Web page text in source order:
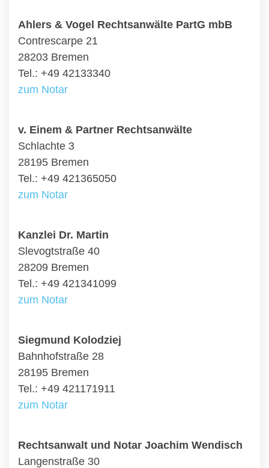
Ahlers & Vogel Rechtsanwälte PartG mbB
Contrescarpe 21
28203 Bremen
Tel.: +49 42133340
zum Notar
v. Einem & Partner Rechtsanwälte
Schlachte 3
28195 Bremen
Tel.: +49 421365050
zum Notar
Kanzlei Dr. Martin
Slevogtstraße 40
28209 Bremen
Tel.: +49 421341099
zum Notar
Siegmund Kolodziej
Bahnhofstraße 28
28195 Bremen
Tel.: +49 421171911
zum Notar
Rechtsanwalt und Notar Joachim Wendisch
Langenstraße 30